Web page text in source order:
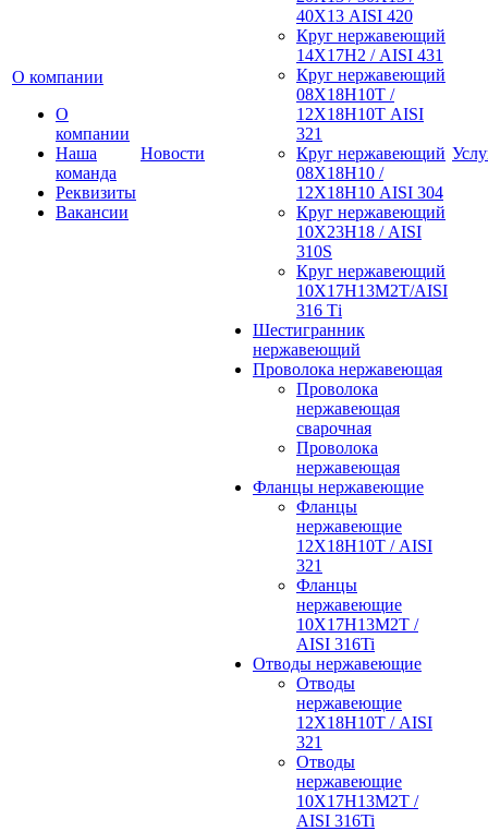
О компании
О
компании
Наша
команда
Реквизиты
Вакансии
Новости
40Х13 AISI 420
Круг нержавеющий
14Х17Н2 / AISI 431
Круг нержавеющий
08Х18Н10Т /
12Х18Н10Т AISI
321
Круг нержавеющий
08Х18Н10 /
12Х18Н10 AISI 304
Круг нержавеющий
10Х23Н18 / AISI
310S
Круг нержавеющий
10Х17Н13М2Т/AISI
316 Тi
Шестигранник
нержавеющий
Проволока нержавеющая
Проволока
нержавеющая
сварочная
Проволока
нержавеющая
Фланцы нержавеющие
Фланцы
нержавеющие
12Х18Н10Т / AISI
321
Фланцы
нержавеющие
10Х17Н13М2Т /
AISI 316Ti
Отводы нержавеющие
Отводы
нержавеющие
12Х18Н10Т / AISI
321
Отводы
нержавеющие
10Х17Н13М2Т /
AISI 316Ti